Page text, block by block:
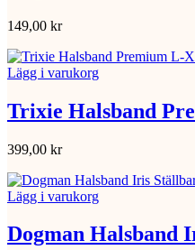
149,00 kr
Lägg i varukorg
Trixie Halsband
399,00 kr
Lägg i varukorg
Dogman Halsband